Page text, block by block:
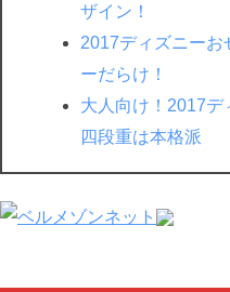
ザイン！
2017ディズニーお
ーだらけ！
大人向け！2017デ
四段重は本格派